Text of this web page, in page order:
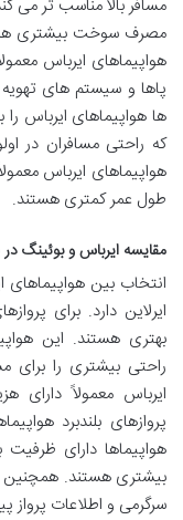
مسافر بالا مناسب تر می
مصرف سوخت بیشتری
هواپیماهای ایرباس
پاها و سیستم های
ها هواپیماهای ایرباس را
که راحتی مسافران در
هواپیماهای ایرباس
طول عمر کمتری هستند.
مقایسه ایرباس و بوئینگ در
انتخاب بین هواپیماهای
ایرلاین دارد. برای
بهتری هستند. این
راحتی بیشتری را برای
ایرباس معمولاً دارای
پروازهای بلندبرد
هواپیماها دارای
بیشتری هستند. همچنین
سرگرمی و اطلاعات پرواز